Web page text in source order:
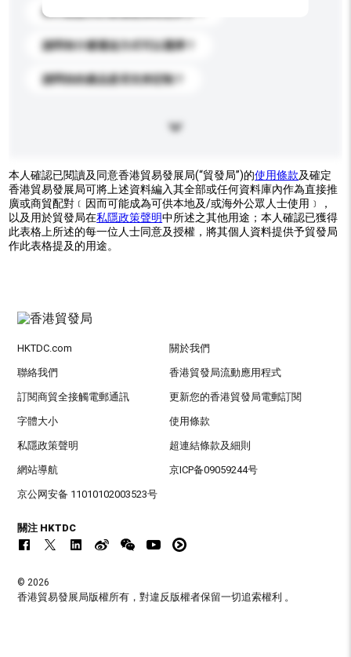
你們能提供的最優惠價格是多少？
請問有什麼運送方式可以選擇？
請問你的產品是否支持定制？
本人確認已閱讀及同意香港貿易發展局(“貿發局”)的使用條款及確定
香港貿易發展局可將上述資料編入其全部或任何資料庫內作為直接推
廣或商貿配對﹝因而可能成為可供本地及/或海外公眾人士使用﹞，
以及用於貿發局在私隱政策聲明中所述之其他用途；本人確認已獲得
此表格上所述的每一位人士同意及授權，將其個人資料提供予貿發局
作此表格提及的用途。
HKTDC.com 關於我們
聯絡我們 香港貿發局流動應用程式
訂閱商貿全接觸電郵通訊 更新您的香港貿發局電郵訂閱
字體大小 使用條款
私隱政策聲明 超連結條款及細則
網站導航 京ICP备09059244号
京公网安备 11010102003523号
關注 HKTDC
© 2026
香港貿易發展局版權所有，對違反版權者保留一切追索權利 。